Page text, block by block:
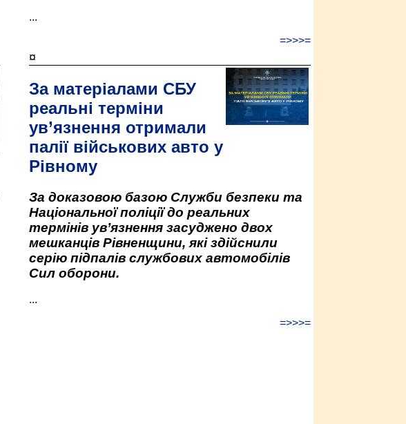
...
=>>>=
¤
За матеріалами СБУ
реальні терміни
ув’язнення отримали
палії військових авто у
Рівному
За доказовою базою Служби безпеки та
Національної поліції до реальних
термінів ув’язнення засуджено двох
мешканців Рівненщини, які здійснили
серію підпалів службових автомобілів
Сил оборони.
...
=>>>=